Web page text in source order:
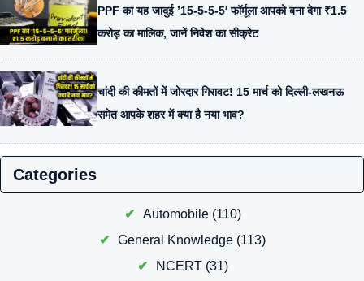
PPF का यह जादुई ’15-5-5-5′ फॉर्मूला आपको बना देगा ₹1.5
करोड़ का मालिक, जानें निवेश का सीक्रेट
चांदी की कीमतों में जोरदार गिरावट! 15 मार्च को दिल्ली-लखनऊ
समेत आपके शहर में क्या है नया भाव?
Categories
Automobile(110)
General Knowledge (113)
NCERT(31)